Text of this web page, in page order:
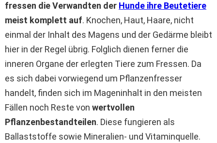
fressen die Verwandten der Hunde ihre Beutetiere
meist komplett auf. Knochen, Haut, Haare, nicht
einmal der Inhalt des Magens und der Gedärme bleibt
hier in der Regel übrig. Folglich dienen ferner die
inneren Organe der erlegten Tiere zum Fressen. Da
es sich dabei vorwiegend um Pflanzenfresser
handelt, finden sich im Mageninhalt in den meisten
Fällen noch Reste von wertvollen
Pflanzenbestandteilen. Diese fungieren als
Ballaststoffe sowie Mineralien- und Vitaminquelle.